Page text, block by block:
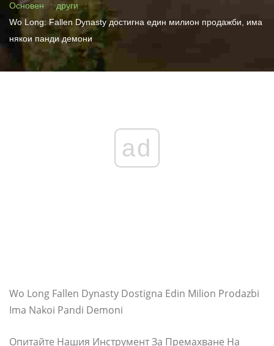
Основен
други
Wo Long: Fallen Dynasty достигна един милион продажби, има
някои панди демони
ad
Wo Long Fallen Dynasty Dostigna Edin Milion Prodazbi
Ima Nakoi Pandi Demoni
Опитайте Нашия Инструмент За Премахване На